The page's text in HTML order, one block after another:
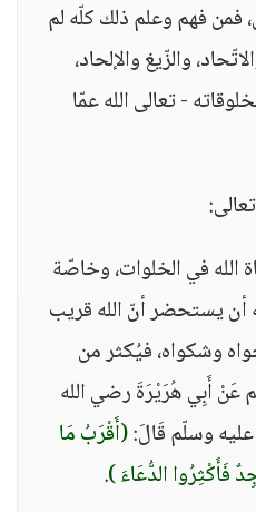
فمن فهم وعلم ذلك كلّه لم
والزّيغ والإلحاد،
- تعالى الله عمّا
الله في الخلوات، وخاصّة
أن يستحضر أنّ الله قريب
وشكواه، فيُكثر من
عَنْ أَبِي هُرَيْرَةَ رضي الله
وسلّم قَالَ:(أَقْرَبُ مَا
فَأَكْثِرُوا الدُّعَاءَ ).